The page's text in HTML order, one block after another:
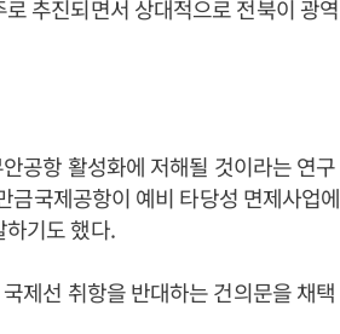
추진되면서 상대적으로 전북이 광역
공항 활성화에 저해될 것이라는 연구
금국제공항이 예비 타당성 면제사업에
기도 했다.
제선 취항을 반대하는 건의문을 채택